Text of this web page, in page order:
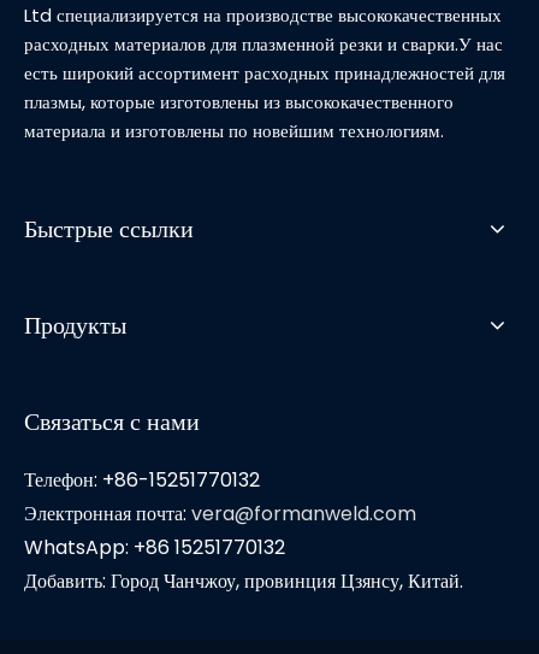
Ltd специализируется на производстве высококачественных
расходных материалов для плазменной резки и сварки.У нас
есть широкий ассортимент расходных принадлежностей для
плазмы, которые изготовлены из высококачественного
материала и изготовлены по новейшим технологиям.
Быстрые ссылки
Продукты
Связаться с нами
Телефон: +86-15251770132
Электронная почта: vera@formanweld.com
WhatsApp: +86 15251770132
Добавить: Город Чанчжоу, провинция Цзянсу, Китай.